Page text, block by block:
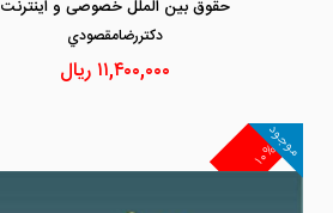
حقوق بین الملل خصوصی و اینترنت
دكتررضامقصودي
۱۱,۴۰۰,۰۰۰ ریال
۱۰%
موجود